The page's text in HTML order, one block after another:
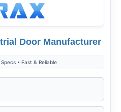
Door Manufacturer
• Fast & Reliable